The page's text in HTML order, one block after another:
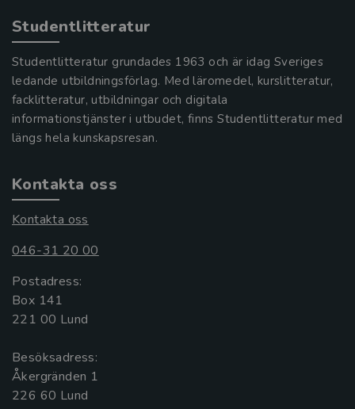
Studentlitteratur
Studentlitteratur grundades 1963 och är idag Sveriges
ledande utbildningsförlag. Med läromedel, kurslitteratur,
facklitteratur, utbildningar och digitala
informationstjänster i utbudet, finns Studentlitteratur med
längs hela kunskapsresan.
Kontakta oss
Kontakta oss
046-31 20 00
Postadress:
Box 141
221 00 Lund
Besöksadress:
Åkergränden 1